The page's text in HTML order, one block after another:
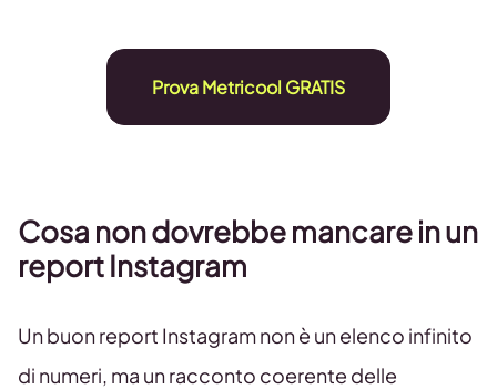
Prova Metricool GRATIS
Cosa non dovrebbe mancare in un
report Instagram
Un buon report Instagram non è un elenco infinito
di numeri, ma un racconto coerente delle